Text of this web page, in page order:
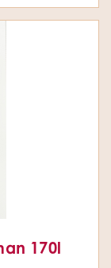
170l